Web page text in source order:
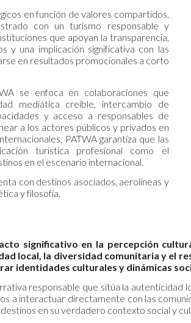
en función de valores compartidos,
con un turismo responsable y
que apoyan la transparencia,
y una implicación significativa con las
en resultados promocionales a corto
se enfoca en colaboraciones que
mediática creíble, intercambio de
y acceso a responsables de
a los actores públicos y privados en
PATWA garantiza que las
turística profesional como el
en el escenario internacional.
con destinos asociados, aerolíneas y
y filosofía.
significativo en la percepción
local, la diversidad comunitaria y el
identidades culturales y dinámicas
responsable que sitúa la autenticidad
a interactuar directamente con las
en su verdadero contexto social y